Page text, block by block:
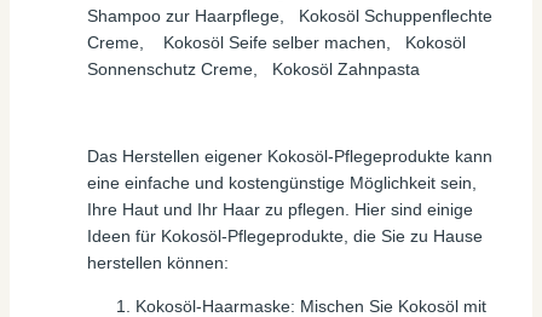
Shampoo zur Haarpflege, Kokosöl Schuppenflechte
Creme, Kokosöl Seife selber machen, Kokosöl
Sonnenschutz Creme, Kokosöl Zahnpasta
Das Herstellen eigener Kokosöl-Pflegeprodukte kann
eine einfache und kostengünstige Möglichkeit sein,
Ihre Haut und Ihr Haar zu pflegen. Hier sind einige
Ideen für Kokosöl-Pflegeprodukte, die Sie zu Hause
herstellen können:
Kokosöl-Haarmaske: Mischen Sie Kokosöl mit